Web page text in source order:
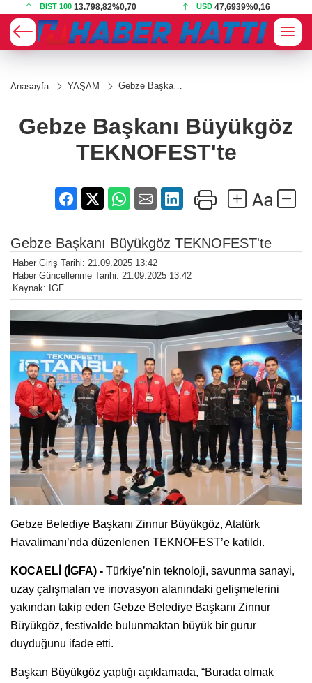
BIST 100 13.798,82%0,70 USD 47,6939%0,16
Anasayfa YAŞAM
Gebze Başkanı
Gebze Başkanı Büyükgöz
TEKNOFEST'te
Gebze Başkanı Büyükgöz TEKNOFEST'te
Haber Giriş Tarihi: 21.09.2025 13:42
Haber Güncellenme Tarihi: 21.09.2025 13:42
Kaynak: IGF
Gebze Belediye Başkanı Zinnur Büyükgöz, Atatürk
Havalimanı’nda düzenlenen TEKNOFEST’e katıldı.
KOCAELİ (İGFA) - Türkiye’nin teknoloji, savunma sanayi,
uzay çalışmaları ve inovasyon alanındaki gelişmelerini
yakından takip eden Gebze Belediye Başkanı Zinnur
Büyükgöz, festivalde bulunmaktan büyük bir gurur
duyduğunu ifade etti.
Başkan Büyükgöz yaptığı açıklamada, “Burada olmak